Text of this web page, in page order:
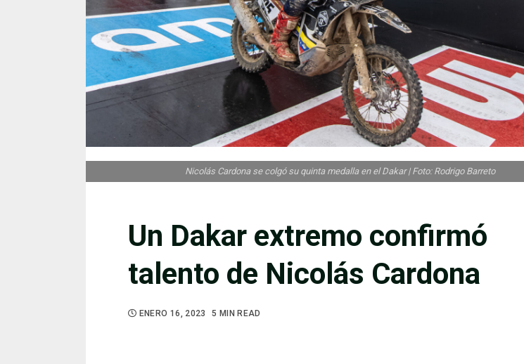
Un Dakar extremo confirmó
talento de Nicolás Cardona
ENERO 16, 2023 5 MIN READ
Nicolás Cardona se colgó su quinta medalla en el Dakar | Foto: Rodrigo Barreto